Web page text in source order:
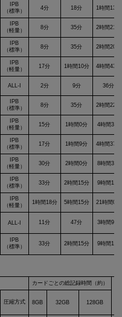
IPB
（標準）
4分 18分 1時間13分
IPB
（軽量）
8分 35分 2時間21分
IPB
（標準）
8分 35分 2時間20分
IPB
（軽量）
17分 1時間10分 4時間43分
ALL-I 2分 9分 36分
IPB
（標準）
8分 35分 2時間22分
IPB
（軽量）
15分 1時間0分 4時間3分
IPB
（標準）
17分 1時間9分 4時間37分
IPB
（軽量）
30分 2時間0分 8時間3分
IPB
（標準）
33分 2時間15分 9時間1分
IPB
（軽量）
1時間18分 5時間15分 21時間0分
ALL-I 11分 47分 3時間9分
IPB
（標準）
33分 2時間15分 9時間1分
カードごとの総記録時間（約）
圧縮方式
8GB 32GB
128GB